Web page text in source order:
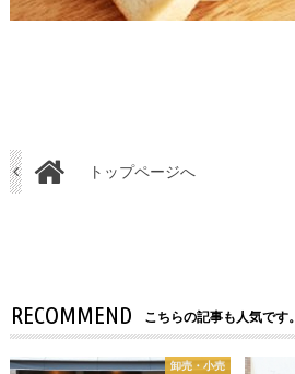
トップページへ
RECOMMEND こちらの記事も人気です。
卸売・小売